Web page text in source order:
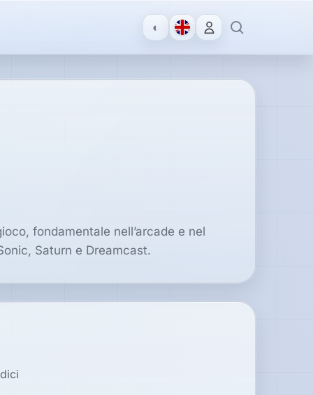
◐
fondamentale nell’arcade e nel
Saturn e Dreamcast.